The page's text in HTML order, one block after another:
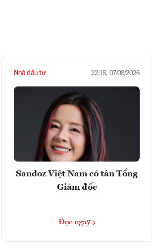
Nhà đầu tư 22:18, 07/08/2026
Sandoz Việt Nam có tân Tổng
Giám đốc
Đọc ngay